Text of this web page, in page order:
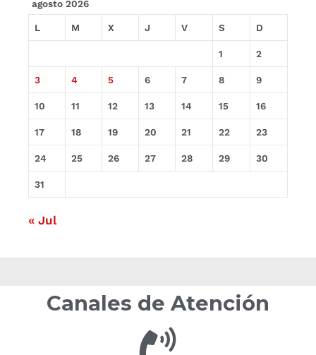
agosto 2026
L M X J V S D
1 2
3 4 5 6 7 8 9
10 11 12 13 14 15 16
17 18 19 20 21 22 23
24 25 26 27 28 29 30
31
« Jul
Canales de Atención